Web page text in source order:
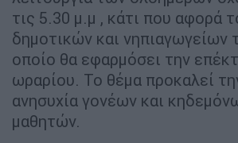
τις 5.30 μ.μ , κάτι που αφορά
δημοτικών και νηπιαγωγείων
οποίο θα εφαρμόσει την
ωραρίου. Το θέμα προκαλεί
ανησυχία γονέων και
μαθητών.